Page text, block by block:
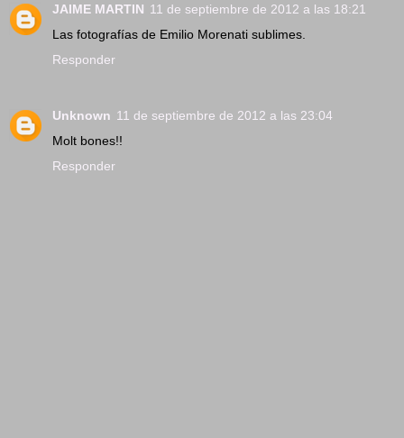
JAIME MARTIN 11 de septiembre de 2012 a las 18:21
Las fotografías de Emilio Morenati sublimes.
Responder
Unknown 11 de septiembre de 2012 a las 23:04
Molt bones!!
Responder